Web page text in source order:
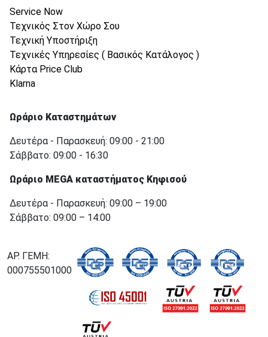
Service Now
Τεχνικός Στον Χώρο Σου
Τεχνική Υποστήριξη
Τεχνικές Υπηρεσίες ( Βασικός Κατάλογος )
Κάρτα Price Club
Klarna
Ωράριο Καταστημάτων
Δευτέρα - Παρασκευή: 09:00 - 21:00
Σάββατο: 09:00 - 16:30
Ωράριο MEGA καταστήματος Κηφισού
Δευτέρα - Παρασκευή: 09:00 – 19:00
Σάββατο: 09:00 – 14:00
ΑΡ. ΓΕΜΗ:
000755501000